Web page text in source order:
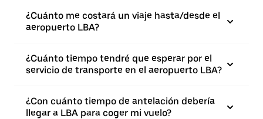
¿Cuánto me costará un viaje hasta/desde el
aeropuerto LBA?
¿Cuánto tiempo tendré que esperar por el
servicio de transporte en el aeropuerto LBA?
¿Con cuánto tiempo de antelación debería
llegar a LBA para coger mi vuelo?